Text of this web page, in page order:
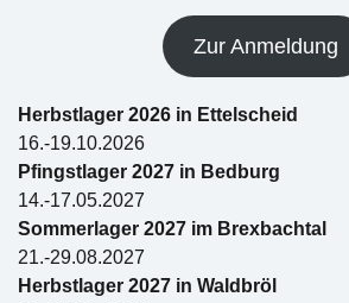
Zur Anmeldung
Herbstlager 2026 in Ettelscheid
16.-19.10.2026
Pfingstlager 2027 in Bedburg
14.-17.05.2027
Sommerlager 2027 im Brexbachtal
21.-29.08.2027
Herbstlager 2027 in Waldbröl